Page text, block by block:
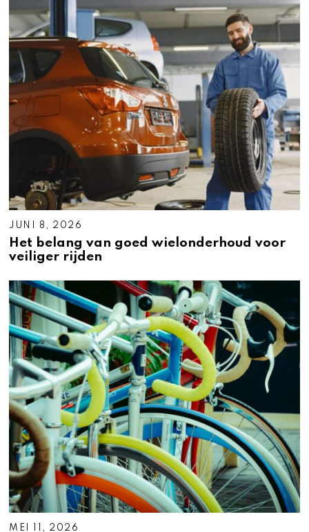
JUNI 8, 2026
Het belang van goed wielonderhoud voor
veiliger rijden
MEI 11, 2026